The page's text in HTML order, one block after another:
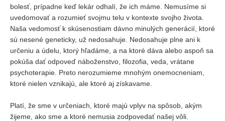
bolesť, prípadne keď lekár odhalí, že ich máme. Nemusíme si
uvedomovať a rozumieť svojmu telu v kontexte svojho života.
Naša vedomosť k skúsenostiam dávno minulých generácií, ktoré
sú nesené geneticky, už nedosahuje. Nedosahuje plne ani k
určeniu a údelu, ktorý hľadáme, a na ktoré dáva alebo aspoň sa
pokúša dať odpoveď náboženstvo, filozofia, veda, vrátane
psychoterapie. Preto nerozumieme mnohým onemocneniam,
ktoré nielen vznikajú, ale ktoré aj získavame.
Platí, že sme v určeniach, ktoré majú vplyv na spôsob, akým
žijeme, ako sme a ktoré nemusia zodpovedať našej vôli.